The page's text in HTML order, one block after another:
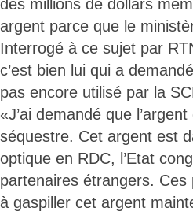
des millions de dollars
argent parce que le
Interrogé à ce sujet par
c’est bien lui qui a
pas encore utilisé par la
«J’ai demandé que
séquestre. Cet argent est
optique en RDC, l’Etat
partenaires étrangers.
à gaspiller cet argent